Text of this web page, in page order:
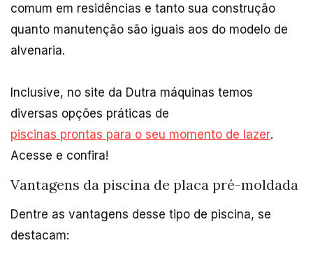
comum em residências e tanto sua construção
quanto manutenção são iguais aos do modelo de
alvenaria.
Inclusive, no site da Dutra máquinas temos
diversas opções práticas de
piscinas prontas para o seu momento de lazer.
Acesse e confira!
Vantagens da piscina de placa pré-moldada
Dentre as vantagens desse tipo de piscina, se
destacam: